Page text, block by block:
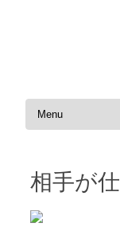
コンテンツへスキ
相手が